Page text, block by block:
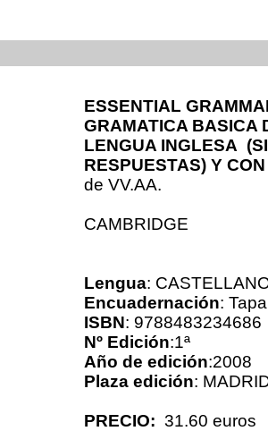
ESSENTIAL
GRAMATICA BASICA
LENGUA INGLESA
RESPUESTAS) Y
de VV.AA.
CAMBRIDGE
Lengua:
Encuadernación:
ISBN: 9788483234686
Nº Edición:1ª
Año de edición:2008
Plaza edición:
PRECIO: 31.60 euros